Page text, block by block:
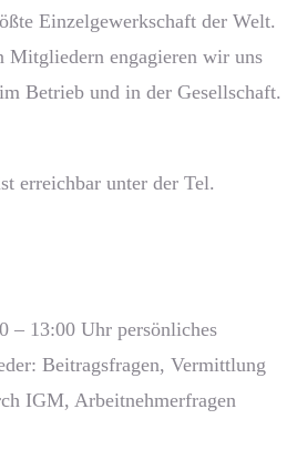
Einzelgewerkschaft der Welt.
Mitgliedern engagieren wir uns
Betrieb und in der Gesellschaft.
erreichbar unter der Tel.
– 13:00 Uhr persönliches
Beitragsfragen, Vermittlung
IGM, Arbeitnehmerfragen